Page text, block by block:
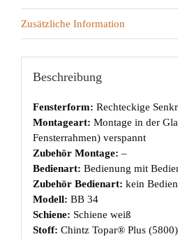
Zusätzliche Information
Beschreibung
Fensterform: Rechteckige
Montageart: Montage in der
Fensterrahmen) verspannt
Zubehör Montage: –
Bedienart: Bedienung mit
Zubehör Bedienart: kein
Modell: BB 34
Schiene: Schiene weiß
Stoff: Chintz Topar® Plus